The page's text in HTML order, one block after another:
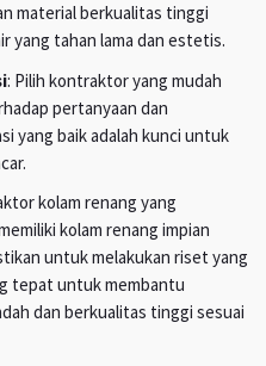
material berkualitas tinggi
yang tahan lama dan estetis.
: Pilih kontraktor yang mudah
pertanyaan dan
yang baik adalah kunci untuk
kolam renang yang
kolam renang impian
untuk melakukan riset yang
tepat untuk membantu
dan berkualitas tinggi sesuai